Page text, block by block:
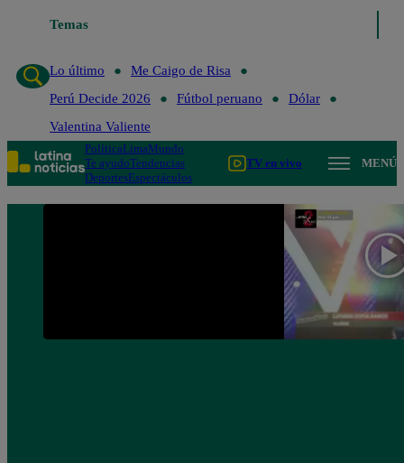
Temas
Lo último
Me Caigo de Risa
Perú Decide 2026
Fútbol peruano
Dólar
Valentina Valiente
PolíticaLimaMundo
Te ayudoTendencias
DeportesEspectáculos
TV en vivo MENÚ